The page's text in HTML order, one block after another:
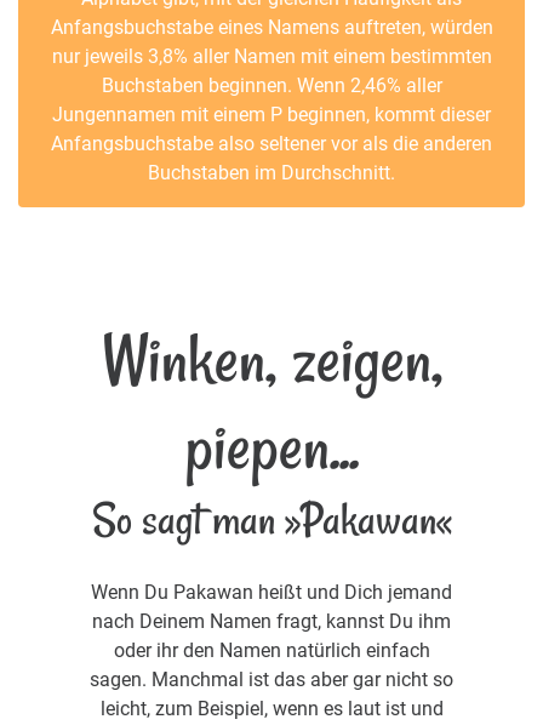
Anfangsbuchstabe eines Namens auftreten, würden
nur jeweils 3,8% aller Namen mit einem bestimmten
Buchstaben beginnen. Wenn 2,46% aller
Jungennamen mit einem P beginnen, kommt dieser
Anfangsbuchstabe also seltener vor als die anderen
Buchstaben im Durchschnitt.
Winken, zeigen,
piepen...
So sagt man »Pakawan«
Wenn Du Pakawan heißt und Dich jemand
nach Deinem Namen fragt, kannst Du ihm
oder ihr den Namen natürlich einfach
sagen. Manchmal ist das aber gar nicht so
leicht, zum Beispiel, wenn es laut ist und